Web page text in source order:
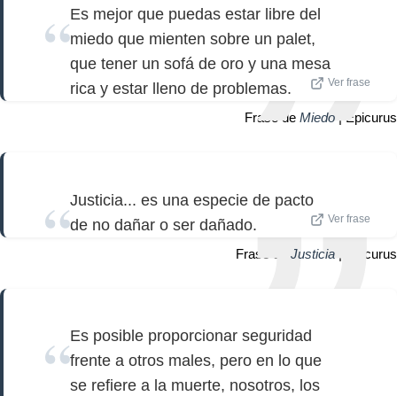
Es mejor que puedas estar libre del
miedo que mienten sobre un palet,
que tener un sofá de oro y una mesa
rica y estar lleno de problemas.
Ver frase
Frase de Miedo | Epicurus
Justicia... es una especie de pacto
de no dañar o ser dañado.
Ver frase
Frase de Justicia | Epicurus
Es posible proporcionar seguridad
frente a otros males, pero en lo que
se refiere a la muerte, nosotros, los